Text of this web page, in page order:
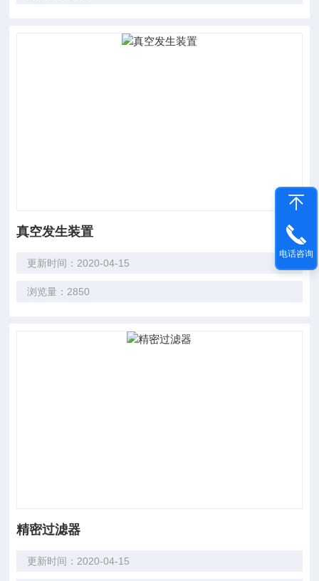
真空发生装置
更新时间：2020-04-15
浏览量：2850
精密过滤器
更新时间：2020-04-15
电话咨询